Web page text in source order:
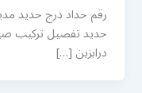
رقم حداد درج حديد
حديد تفصيل تركيب
درابزين […]